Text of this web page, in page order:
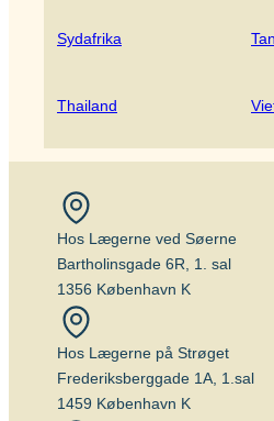
Sydafrika
Thailand
Hos Lægerne ved Søerne
Bartholinsgade 6R, 1. sal
1356 København K
Hos Lægerne på Strøget
Frederiksberggade 1A, 1.sal
1459 København K